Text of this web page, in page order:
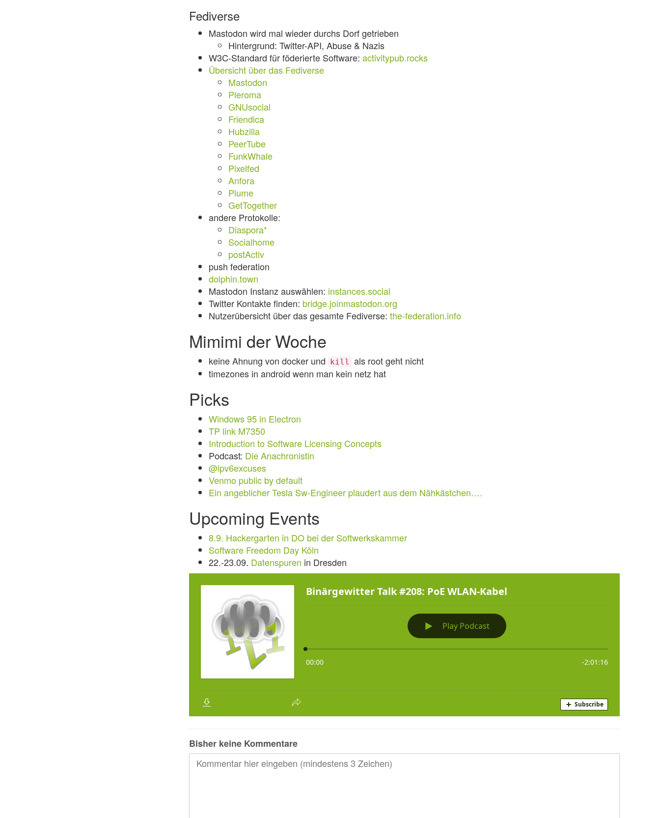
Fediverse
Mastodon wird mal wieder durchs Dorf getrieben
Hintergrund: Twitter-API, Abuse & Nazis
W3C-Standard für föderierte Software: activitypub.rocks
Übersicht über das Fediverse
Mastodon
Pleroma
GNUsocial
Friendica
Hubzilla
PeerTube
FunkWhale
Pixelfed
Anfora
Plume
GetTogether
andere Protokolle:
Diaspora*
Socialhome
postActiv
push federation
dolphin.town
Mastodon Instanz auswählen: instances.social
Twitter Kontakte finden: bridge.joinmastodon.org
Nutzerübersicht über das gesamte Fediverse: the-federation.info
Mimimi der Woche
keine Ahnung von docker und kill als root geht nicht
timezones in android wenn man kein netz hat
Picks
Windows 95 in Electron
TP link M7350
Introduction to Software Licensing Concepts
Podcast: Die Anachronistin
@ipv6excuses
Venmo public by default
Ein angeblicher Tesla Sw-Engineer plaudert aus dem Nähkästchen….
Upcoming Events
8.9. Hackergarten in DO bei der Softwerkskammer
Software Freedom Day Köln
22.-23.09. Datenspuren in Dresden
Bisher keine Kommentare